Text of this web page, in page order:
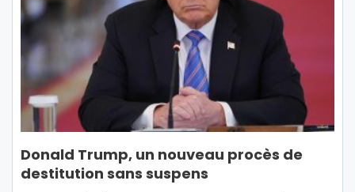
Donald Trump, un nouveau procès de
destitution sans suspens